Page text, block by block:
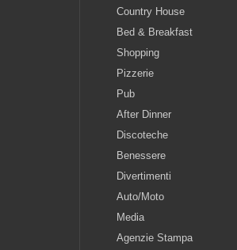
Country House
Bed & Breakfast
Shopping
Pizzerie
Pub
After Dinner
Discoteche
Benessere
Divertimenti
Auto/Moto
Media
Agenzie Stampa